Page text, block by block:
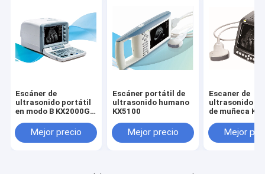
Escáner de
ultrasonido portátil
en modo B KX2000G
Mejor precio
Escáner portátil de
ultrasonido humano
KX5100
Mejor precio
Escaner de
ultrasonido
de muñeca
Mejor